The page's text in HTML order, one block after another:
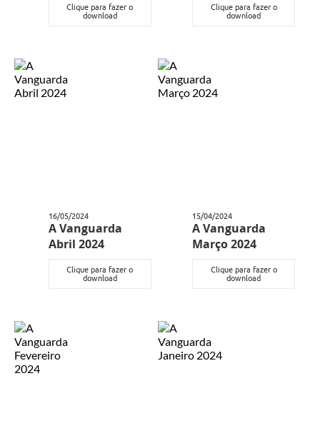
Clique para fazer o
download
Clique para fazer o
download
16/05/2024
A Vanguarda
Abril 2024
Clique para fazer o
download
15/04/2024
A Vanguarda
Março 2024
Clique para fazer o
download